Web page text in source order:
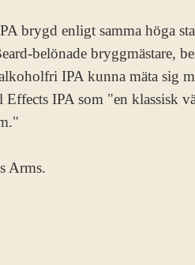
brygd enligt samma höga
belönade bryggmästare,
IPA kunna mäta sig
IPA som "en klassisk
Arms.